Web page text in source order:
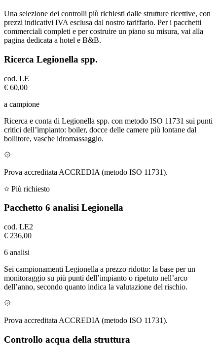
Una selezione dei controlli più richiesti dalle strutture ricettive, con
prezzi indicativi IVA esclusa dal nostro tariffario. Per i pacchetti
commerciali completi e per costruire un piano su misura, vai alla
pagina dedicata a hotel e B&B.
Ricerca Legionella spp.
cod. LE
€ 60,00
a campione
Ricerca e conta di Legionella spp. con metodo ISO 11731 sui punti
critici dell’impianto: boiler, docce delle camere più lontane dal
bollitore, vasche idromassaggio.
Prova accreditata ACCREDIA (metodo ISO 11731).
Più richiesto
Pacchetto 6 analisi Legionella
cod. LE2
€ 236,00
6 analisi
Sei campionamenti Legionella a prezzo ridotto: la base per un
monitoraggio su più punti dell’impianto o ripetuto nell’arco
dell’anno, secondo quanto indica la valutazione del rischio.
Prova accreditata ACCREDIA (metodo ISO 11731).
Controllo acqua della struttura